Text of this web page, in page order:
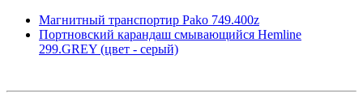
Магнитный транспортир Pako 749.400z
Портновский карандаш смывающийся Hemline
299.GREY (цвет - серый)